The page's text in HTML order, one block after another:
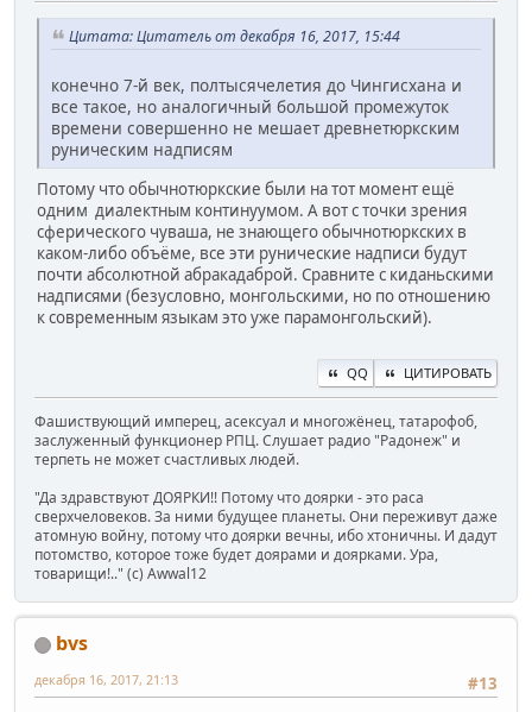
Цитата: Цитатель от декабря 16, 2017, 15:44
конечно 7-й век, полтысячелетия до Чингисхана и
все такое, но аналогичный большой промежуток
времени совершенно не мешает древнетюркским
руническим надписям
Потому что обычнотюркские были на тот момент ещё
одним диалектным континуумом. А вот с точки зрения
сферического чуваша, не знающего обычнотюркских в
каком-либо объёме, все эти рунические надписи будут
почти абсолютной абракадаброй. Сравните с киданьскими
надписями (безусловно, монгольскими, но по отношению
к современным языкам это уже парамонгольский).
QQ ЦИТИРОВАТЬ
Фашиствующий имперец, асексуал и многожёнец, татарофоб,
заслуженный функционер РПЦ. Слушает радио "Радонеж" и
терпеть не может счастливых людей.
"Да здравствуют ДОЯРКИ!! Потому что доярки - это раса
сверхчеловеков. За ними будущее планеты. Они переживут даже
атомную войну, потому что доярки вечны, ибо хтоничны. И дадут
потомство, которое тоже будет доярами и доярками. Ура,
товарищи!.." (c) Awwal12
bvs
#13
декабря 16, 2017, 21:13